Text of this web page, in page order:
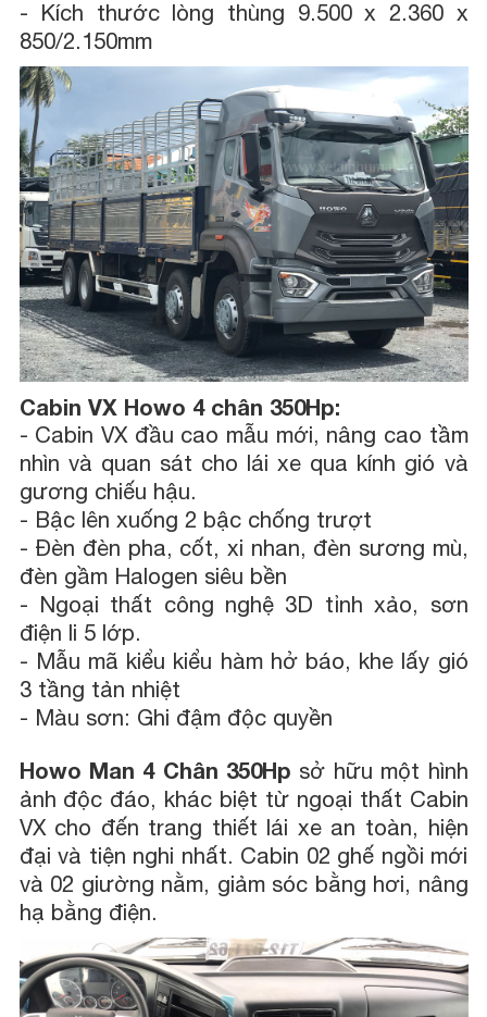
-
Kích thước lòng thùng 9.500 x 2.360 x
850/2.150mm
Cabin VX Howo 4 chân 350Hp:
- Cabin VX đầu cao mẫu mới, nâng cao tầm
nhìn và quan sát cho lái xe qua kính gió và
gương chiếu hậu.
- Bậc lên xuống 2 bậc chống trượt
- Đèn đèn pha, cốt, xi nhan, đèn sương mù,
đèn gầm Halogen siêu bền
- Ngoại thất công nghệ 3D tỉnh xảo, sơn
điện li 5 lớp.
- Mẫu mã kiểu kiểu hàm hở báo, khe lấy gió
3 tầng tản nhiệt
- Màu sơn: Ghi đậm độc quyền
Howo Man 4 Chân 350Hp sở hữu một hình
ảnh độc đáo, khác biệt từ ngoại thất Cabin
VX cho đến trang thiết lái xe an toàn, hiện
đại và tiện nghi nhất. Cabin 02 ghế ngồi mới
và 02 giường nằm, giảm sóc bằng hơi, nâng
hạ bằng điện.